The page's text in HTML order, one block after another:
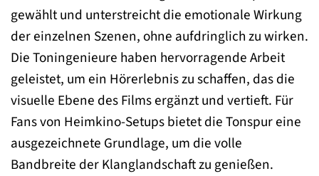
gewählt und unterstreicht die emotionale Wirkung
der einzelnen Szenen, ohne aufdringlich zu wirken.
Die Toningenieure haben hervorragende Arbeit
geleistet, um ein Hörerlebnis zu schaffen, das die
visuelle Ebene des Films ergänzt und vertieft. Für
Fans von Heimkino-Setups bietet die Tonspur eine
ausgezeichnete Grundlage, um die volle
Bandbreite der Klanglandschaft zu genießen.